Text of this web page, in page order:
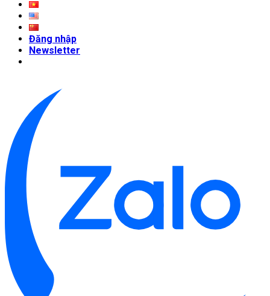
Đăng nhập
Newsletter